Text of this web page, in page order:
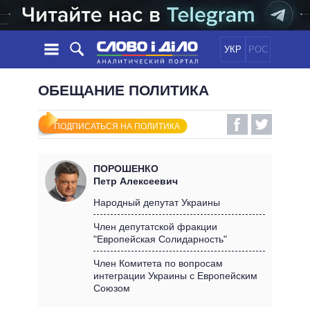
УКР РОС
НОВОСТИ
ЛЕНТА
СОБЫТИЯ
СТАТЬИ
МНЕНИЯ
ОБЗОРЫ
ДАЙДЖЕСТЫ
ПОЛИТИКА
ЭКОНОМИКА
МИР
ОБЕЩАНИЯ
ВСЕ ПОЛИТИКИ
ПРЕЗИДЕНТ И ОФИС
КАБИНЕТ МИНИСТРОВ
ГЛАВЫ ОБЛАДМИНИСТРАЦИЙ
ИНФОГРАФИКА
ВИДЕО
ПОДДЕРЖАТЬ
СРАВНЕНИЕ ПОЛИТИКОВ
ОБЕЩАНИЕ ПОЛИТИКА
ПОДПИСАТЬСЯ НА ПОЛИТИКА
ПОРОШЕНКО
Петр Алексеевич
Народный депутат Украины
Член депутатской фракции
"Европейская Солидарность"
Член Комитета по вопросам
интеграции Украины с Европейским
Союзом